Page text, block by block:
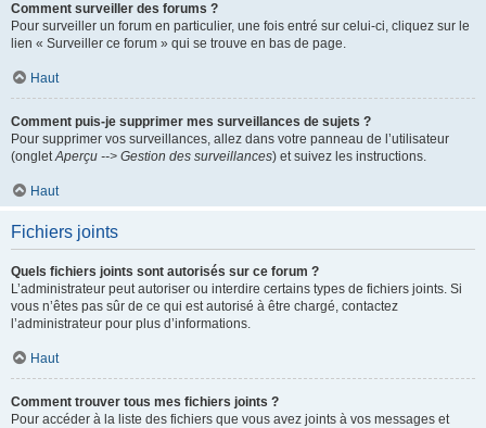
Comment surveiller des forums ?
Pour surveiller un forum en particulier, une fois entré sur celui-ci, cliquez sur le
lien « Surveiller ce forum » qui se trouve en bas de page.
Haut
Comment puis-je supprimer mes surveillances de sujets ?
Pour supprimer vos surveillances, allez dans votre panneau de l’utilisateur
(ongletAperçu --> Gestion des surveillances) et suivez les instructions.
Haut
Fichiers joints
Quels fichiers joints sont autorisés sur ce forum ?
L’administrateur peut autoriser ou interdire certains types de fichiers joints. Si
vous n’êtes pas sûr de ce qui est autorisé à être chargé, contactez
l’administrateur pour plus d’informations.
Haut
Comment trouver tous mes fichiers joints ?
Pour accéder à la liste des fichiers que vous avez joints à vos messages et